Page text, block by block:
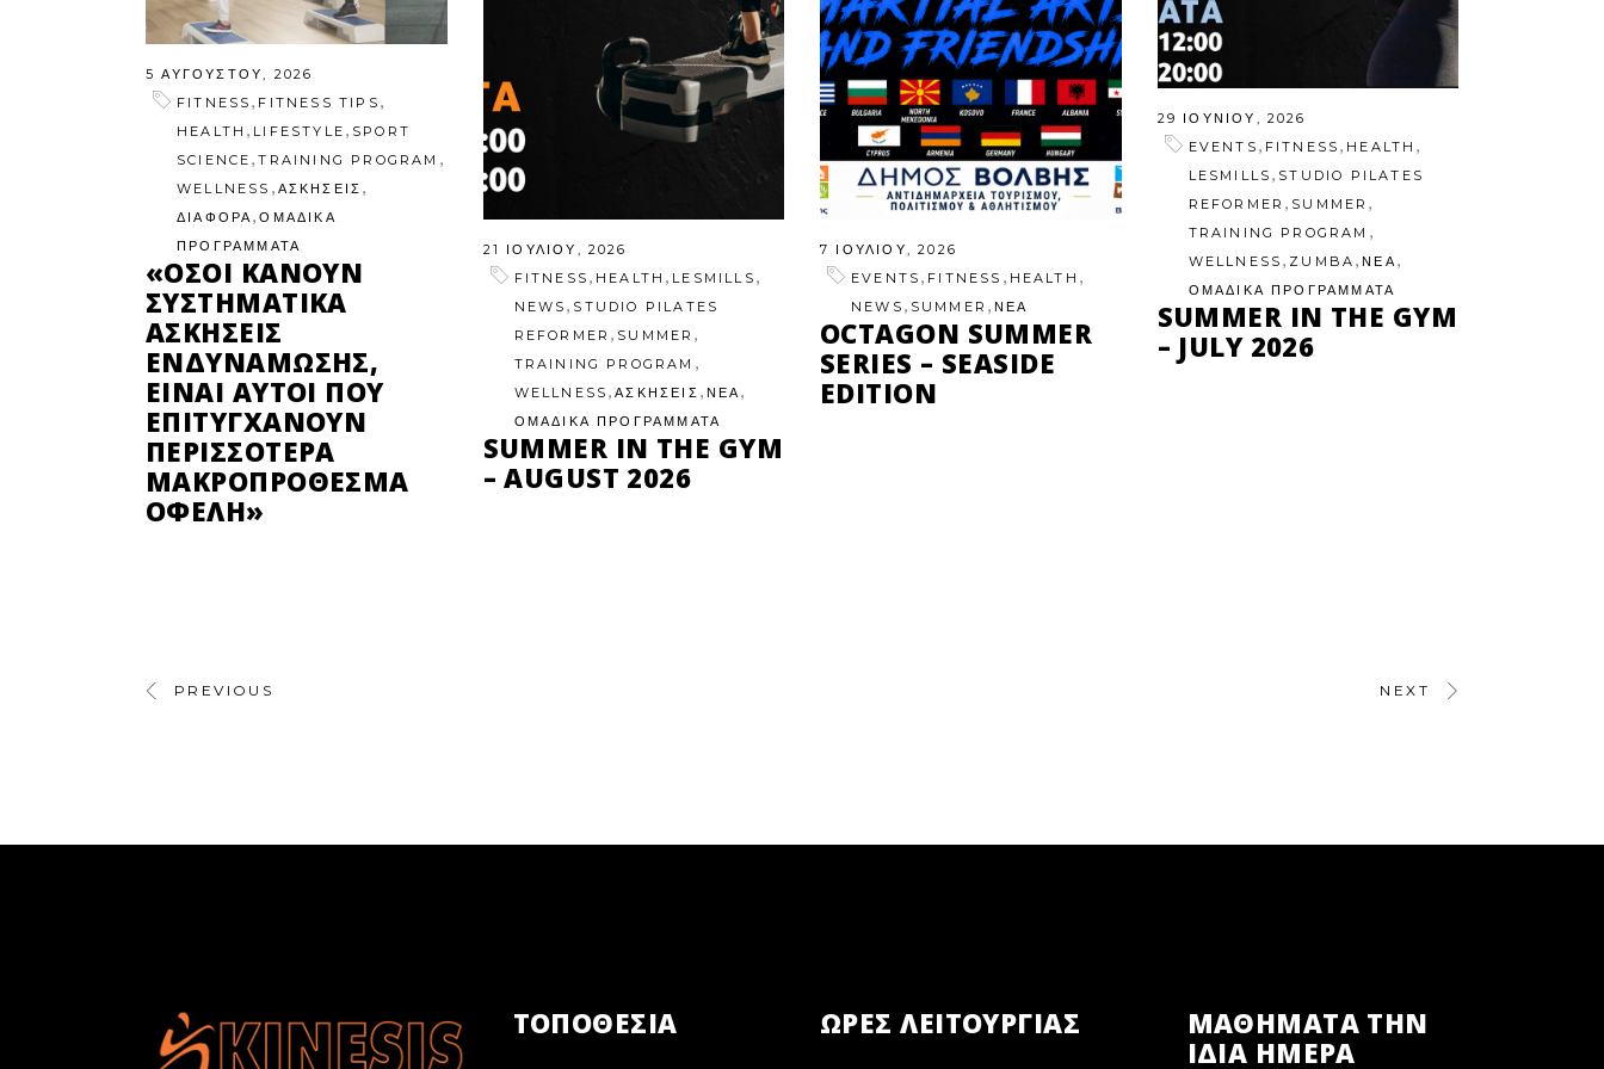
5 ΑΥΓΟΎΣΤΟΥ, 2026
FITNESS , FITNESS TIPS ,
HEALTH , LIFESTYLE , SPORT
SCIENCE ,TRAINING PROGRAM ,
WELLNESS , ΑΣΚΗΣΕΙΣ ,
ΔΙΑΦΟΡΑ,ΟΜΑΔΙΚΑ
ΠΡΟΓΡΑΜΜΑΤΑ
«ΌΣΟΙ ΚΆΝΟΥΝ
ΣΥΣΤΗΜΑΤΙΚΆ
ΑΣΚΉΣΕΙΣ
ΕΝΔΥΝΆΜΩΣΗΣ,
ΕΊΝΑΙ ΑΥΤΟΊ ΠΟΥ
ΕΠΙΤΥΓΧΆΝΟΥΝ
ΠΕΡΙΣΣΌΤΕΡΑ
ΜΑΚΡΟΠΡΌΘΕΣΜΑ
ΟΦΈΛΗ»
21 ΙΟΥΛΊΟΥ, 2026
FITNESS
HEALTH LESMILLS
NEWS
STUDIO PILATES
REFORMER
SUMMER
TRAINING PROGRAM
WELLNESS ΑΣΚΗΣΕΙΣ ΝΕΑ
ΟΜΑΔΙΚΑ ΠΡΟΓΡΑΜΜΑΤΑ
SUMMER IN THE GYM
– AUGUST 2026
7 ΙΟΥΛΊΟΥ, 2026
EVENTS
FITNESS HEALTH
NEWS SUMMER ,ΝΕΑ
OCTAGON SUMMER
SERIES – SEASIDE
EDITION
29 ΙΟΥΝΊΟΥ, 2026
EVENTS
FITNESS HEALTH
LESMILLS
STUDIO PILATES
REFORMER
SUMMER
TRAINING PROGRAM
WELLNESS ZUMBA ,ΝΕΑ
ΟΜΑΔΙΚΑ ΠΡΟΓΡΑΜΜΑΤΑ
SUMMER IN THE GYM
– JULY 2026
PREVIOUS NEXT
ΤΟΠΟΘΕΣΙΑ ΏΡΕΣ ΛΕΙΤΟΥΡΓΊΑΣ
ΜΑΘΗΜΑΤΑ ΤΗΝ
ΙΔΙΑ ΗΜΕΡΑ